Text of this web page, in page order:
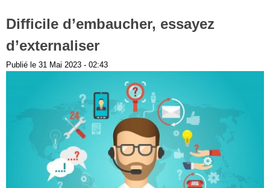
Difficile d’embaucher, essayez
d’externaliser
Publié le 31 Mai 2023 - 02:43